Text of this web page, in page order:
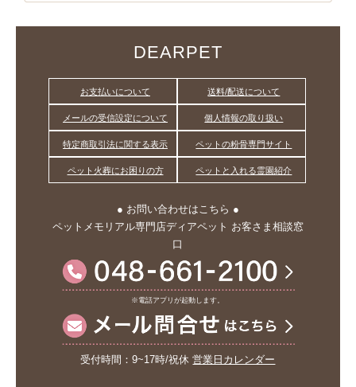
DEARPET
お支払いについて 送料/配送について
メールの受信設定について 個人情報の取り扱い
特定商取引法に関する表示 ペットの粉骨専門サイト
ペット火葬にお困りの方 ペットと入れる霊園紹介
● お問い合わせはこちら ●
ペットメモリアル専門店ディアペット お客さま相談窓
口
※電話アプリが起動します。
受付時間：9~17時/祝休営業日カレンダー